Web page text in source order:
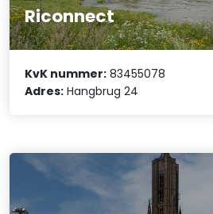
Riconnect
KvK nummer: 83455078
Adres: Hangbrug 24